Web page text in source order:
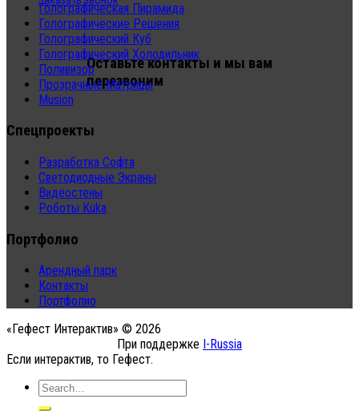
Оставьте контакты и мы вам
перезвоним
Голографическая Пирамида
Голографические Решения
Голографический Куб
Голографический Холодильник
Поливизор
Прозрачные Матрицы
Musion
Спецпроекты
Разработка Софта
Светодиодные Экраны
Видеостены
Роботы Kuka
Портфолио
Арендный парк
Контакты
Портфолио
«Гефест Интерактив» © 2026
При поддержке I-Russia
Если интерактив, то Гефест.